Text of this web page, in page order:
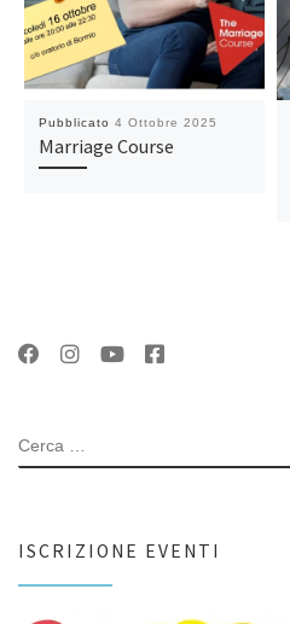
Pubblicato 4 Ottobre 2025
Marriage Course
CERCA
ISCRIZIONE EVENTI